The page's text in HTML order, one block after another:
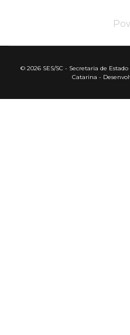
© 2026 SES/SC - Secretaria de
Catarina -